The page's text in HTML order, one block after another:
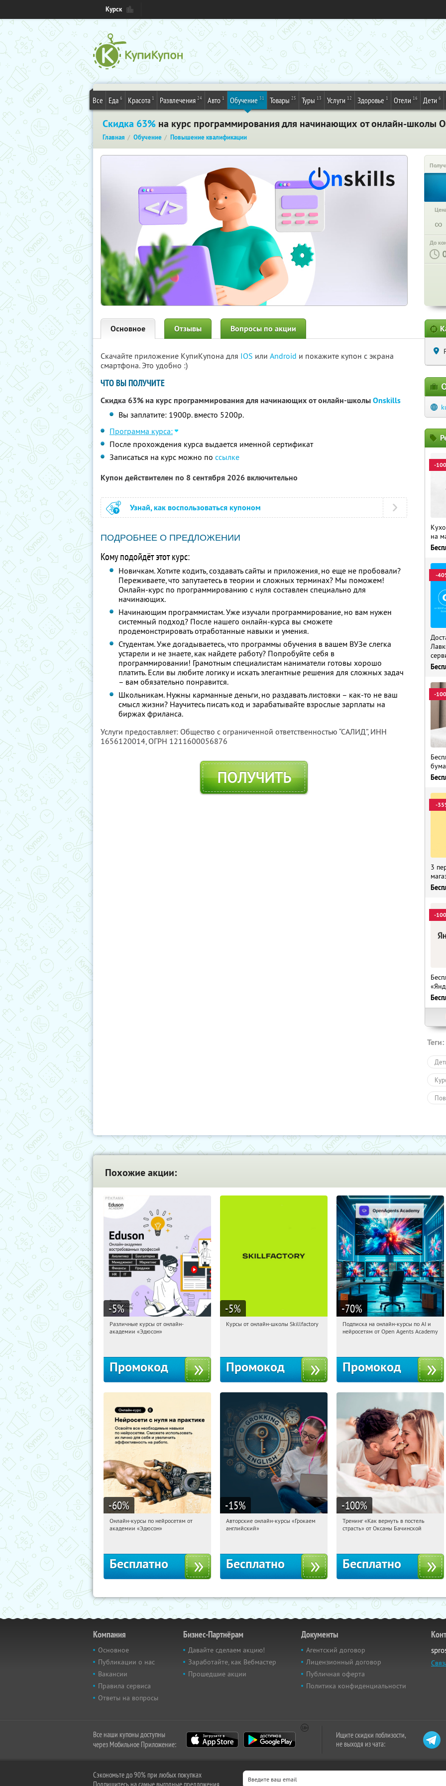
Курск
Все Еда 6 Красота 1 Развлечения 24 Авто 1 Обучение 31 Товары 25 Туры 13 Услуги 12 Здоровье 1 Отели 16 Дети 6
Скидка 63% на курс программирования для начинающих от онлайн-школы
Главная Обучение Повышение квалификации
∞
До
Основное Отзывы Вопросы по акции
Скачайте приложение КупиКупона для IOS или Android и покажите купон с экрана
смартфона. Это удобно :)
ЧТО ВЫ ПОЛУЧИТЕ
Скидка 63% на курс программирования для начинающих от онлайн-школыOnskills
Вы заплатите: 1900р. вместо 5200р.
Программа курса:
После прохождения курса выдается именной сертификат
Записаться на курс можно по ссылке
Купон действителен по 8 сентября 2026 включительно
Узнай, как воспользоваться купоном
ПОДРОБНЕЕ О ПРЕДЛОЖЕНИИ
Кому подойдёт этот курс:
Новичкам. Хотите кодить, создавать сайты и приложения, но еще не пробовали?
Переживаете, что запутаетесь в теории и сложных терминах? Мы поможем!
Онлайн-курс по программированию с нуля составлен специально для
начинающих.
Начинающим программистам. Уже изучали программирование, но вам нужен
системный подход? После нашего онлайн-курса вы сможете
продемонстрировать отработанные навыки и умения.
Студентам. Уже догадываетесь, что программы обучения в вашем ВУЗе слегка
устарели и не знаете, как найдете работу? Попробуйте себя в
программировании! Грамотным специалистам наниматели готовы хорошо
платить. Если вы любите логику и искать элегантные решения для сложных задач
– вам обязательно понравится.
Школьникам. Нужны карманные деньги, но раздавать листовки – как-то не ваш
смысл жизни? Научитесь писать код и зарабатывайте взрослые зарплаты на
биржах фриланса.
Услуги предоставляет: Общество с ограниченной ответственностью “САЛИД”, ИНН
1656120014, ОГРН 1211600056876
ПОЛУЧИТЬ
-
на
-
-
-
3
-
Теги:
Похожие акции:
-5%
05:04:57 Получили:
Различные курсы от онлайн-
академии «Эдюсон»
Промокод
-5%
05:04:57
Получи первым!
Курсы от онлайн-школы Skillfactory
Промокод
-70%
05:04:57 Получили:
Подписка на онлайн-курсы по AI и
нейросетям от Open Agents Academy
Промокод
-60%
05:04:57 Получили:
Онлайн-курсы по нейросетям от
академии «Эдюсон»
Бесплатно
-15%
05:04:57 Получили:
Авторские онлайн-курсы «Грокаем
английский»
Бесплатно
-100%
05:04:57 Получили:
Тренинг «Как вернуть в постель
страсть» от Оксаны Бачинской
Бесплатно
Компания
Основное
Публикации о нас
Вакансии
Правила сервиса
Ответы на вопросы
Бизнес-Партнёрам
Давайте сделаем акцию!
Заработайте, как Вебмастер
Прошедшие акции
Документы
Агентский договор
Лицензионный договор
Публичная оферта
Политика конфиденциальности
Все наши купоны доступны
через Мобильное Приложение:
Ищите скидки поблизости,
не выходя из чата:
Сэкономьте до 90% при любых покупках